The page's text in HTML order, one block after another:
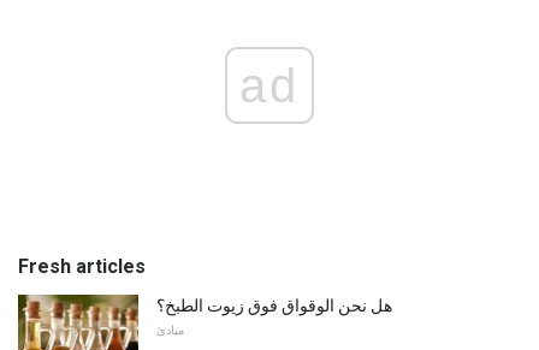
ad
Fresh articles
هل نحن الوقواق فوق زيوت الطبخ؟
مبادئ